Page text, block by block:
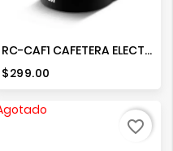
RC-CAF1 CAFETERA ELECTRICA
Precio
$299.00
favorite_border